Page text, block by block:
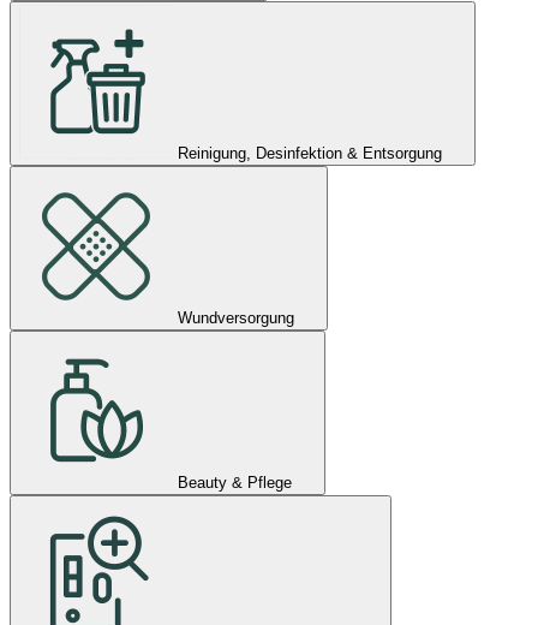
Reinigung, Desinfektion & Entsorgung
Wundversorgung
Beauty & Pflege